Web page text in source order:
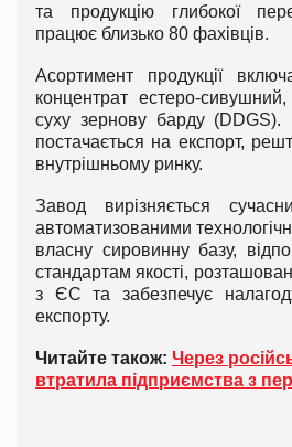
та продукцію глибокої
працює близько 80 фахівців.
Асортимент продукції
концентрат естеро-
суху зернову барду (DDGS).
постачається на експорт,
внутрішньому ринку.
Завод вирізняється
автоматизованими
власну сировинну базу,
стандартам якості,
з ЄС та забезпечує
експорту.
Читайте також: Через
втратила підприємства з